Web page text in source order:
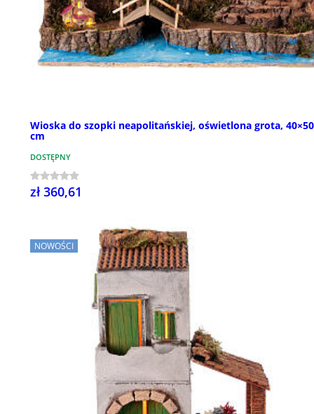
Wioska do szopki neapolitańskiej, oświetlona grota,
cm
DOSTĘPNY
zł 360,61
NOWOŚCI